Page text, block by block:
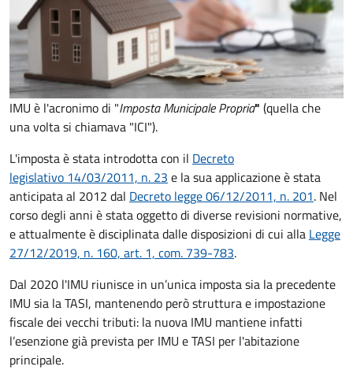
IMU è l'acronimo di "Imposta Municipale Propria" (quella che
una volta si chiamava "ICI").
L'imposta è stata introdotta con il Decreto
legislativo 14/03/2011, n. 23 e la sua applicazione è stata
anticipata al 2012 dal Decreto legge 06/12/2011, n. 201. Nel
corso degli anni è stata oggetto di diverse revisioni normative,
e attualmente è disciplinata dalle disposizioni di cui alla Legge
27/12/2019, n. 160, art. 1, com. 739-783.
Dal 2020 l'IMU riunisce in un’unica imposta sia la precedente
IMU sia la TASI, mantenendo però struttura e impostazione
fiscale dei vecchi tributi: la nuova IMU mantiene infatti
l’esenzione già prevista per IMU e TASI per l'abitazione
principale.